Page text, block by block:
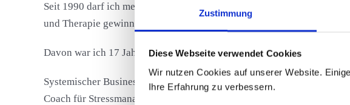
Zustimmung
Diese Webseite verwendet Cookies
Wir nutzen Cookies auf unserer Website.
Ihre Erfahrung zu verbessern.
Seit 1990 darf ich meinen „Traumberuf“ leben und konnte
und Therapie gewinnen.
Davon war ich 17 Jahre als Führungskraft im Sektor Non-Profit-
Systemischer Business Coach und Trainerin (Prof. P. Müller Egloff
Coach für Stressmanagement und Burnout Prophylaxe (DBVB